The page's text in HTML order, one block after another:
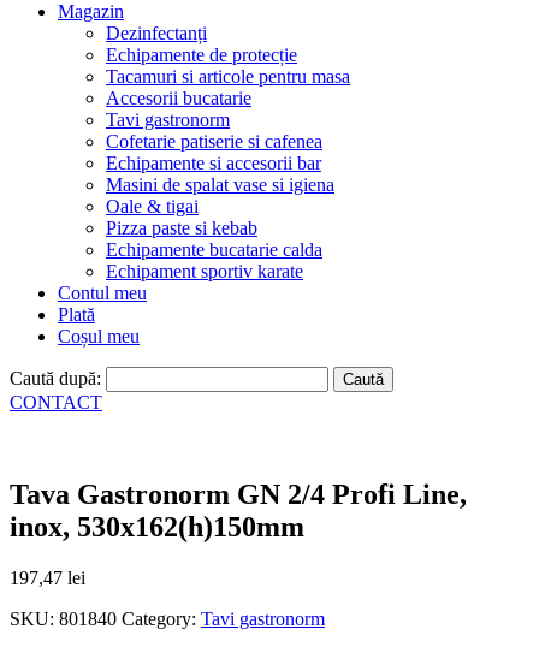
Magazin
Dezinfectanți
Echipamente de protecție
Tacamuri si articole pentru masa
Accesorii bucatarie
Tavi gastronorm
Cofetarie patiserie si cafenea
Echipamente si accesorii bar
Masini de spalat vase si igiena
Oale & tigai
Pizza paste si kebab
Echipamente bucatarie calda
Echipament sportiv karate
Contul meu
Plată
Coșul meu
Caută după:
CONTACT
Tava Gastronorm GN 2/4 Profi Line,
inox, 530x162(h)150mm
197,47 lei
SKU: 801840 Category: Tavi gastronorm